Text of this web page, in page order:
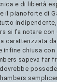
e di libertà
il pianoforte di
indipendente,
si fa notare con
caratterizzata da
chiusa con
sapeva far